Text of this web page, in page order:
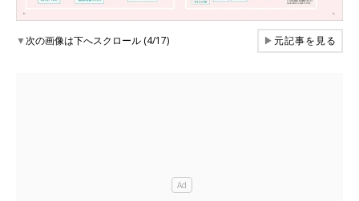
▼次の画像は下へスクロール (4/17) ▶元記事を見る